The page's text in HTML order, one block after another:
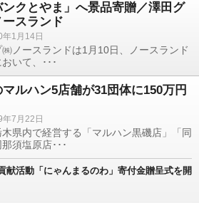
ンクとやま」へ景品寄贈／澤田グ
スランド
1月14日
ノースランドは1月10日、ノースランド
いて、･･･
ルハン5店舗が31団体に150万円
7月22日
県内で経営する「マルハン黒磯店」「同
須塩原店･･･
献活動「にゃんまるのわ」寄付金贈呈式を開